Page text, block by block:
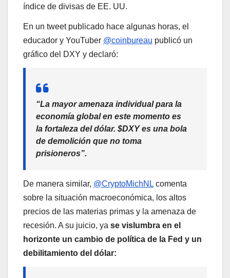
índice de divisas de EE. UU.
En un tweet publicado hace algunas horas, el
educador y YouTuber @coinbureau publicó un
gráfico del DXY y declaró:
“La mayor amenaza individual para la
economía global en este momento es
la fortaleza del dólar. $DXY es una bola
de demolición que no toma
prisioneros”.
De manera similar, @CryptoMichNL comenta
sobre la situación macroeconómica, los altos
precios de las materias primas y la amenaza de
recesión. A su juicio, ya se vislumbra en el
horizonte un cambio de política de la Fed y un
debilitamiento del dólar: